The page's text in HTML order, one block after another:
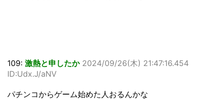
109: 激熱と申したか 2024/09/26(木) 21:47:16.454
ID:Udx.J/aNV
パチンコからゲーム始めた人おるんかな